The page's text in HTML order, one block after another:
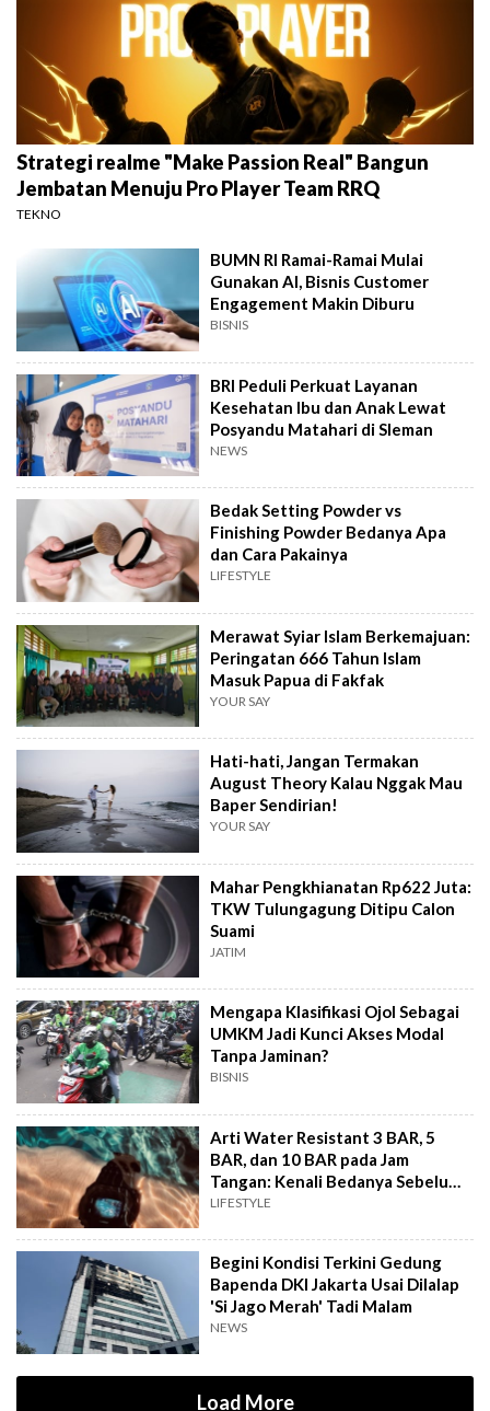
Strategi realme "Make Passion Real" Bangun
Jembatan Menuju Pro Player Team RRQ
TEKNO
BUMN RI Ramai-Ramai Mulai
Gunakan AI, Bisnis Customer
Engagement Makin Diburu
BISNIS
BRI Peduli Perkuat Layanan
Kesehatan Ibu dan Anak Lewat
Posyandu Matahari di Sleman
NEWS
Bedak Setting Powder vs
Finishing Powder Bedanya Apa
dan Cara Pakainya
LIFESTYLE
Merawat Syiar Islam Berkemajuan:
Peringatan 666 Tahun Islam
Masuk Papua di Fakfak
YOUR SAY
Hati-hati, Jangan Termakan
August Theory Kalau Nggak Mau
Baper Sendirian!
YOUR SAY
Mahar Pengkhianatan Rp622 Juta:
TKW Tulungagung Ditipu Calon
Suami
JATIM
Mengapa Klasifikasi Ojol Sebagai
UMKM Jadi Kunci Akses Modal
Tanpa Jaminan?
BISNIS
Arti Water Resistant 3 BAR, 5
BAR, dan 10 BAR pada Jam
Tangan: Kenali Bedanya Sebelum
Beli
LIFESTYLE
Begini Kondisi Terkini Gedung
Bapenda DKI Jakarta Usai Dilalap
'Si Jago Merah' Tadi Malam
NEWS
Load More